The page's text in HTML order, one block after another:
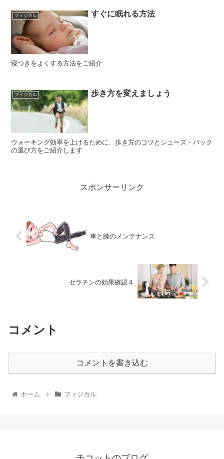
フィジカル すぐに眠れる方法
寝つきをよくする方法をご紹介
フィジカル 歩き方を変えましょう
ウォーキング効率を上げるために、歩き方のコツとシューズ・バック
の選び方をご紹介します
スポンサーリンク
車と膝のメンテナンス
ゼラチンの効果確認４
コメント
コメントを書き込む
ホーム フィジカル